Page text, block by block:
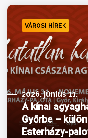
VÁROSI HÍREK
2026. június 11.
A kínai
Győrbe –
Esterházy-